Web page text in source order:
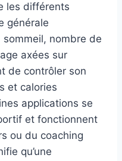
les différents
générale
nombre de
axées sur
de contrôler son
et calories
applications se
et fonctionnent
ou du coaching
qu’une